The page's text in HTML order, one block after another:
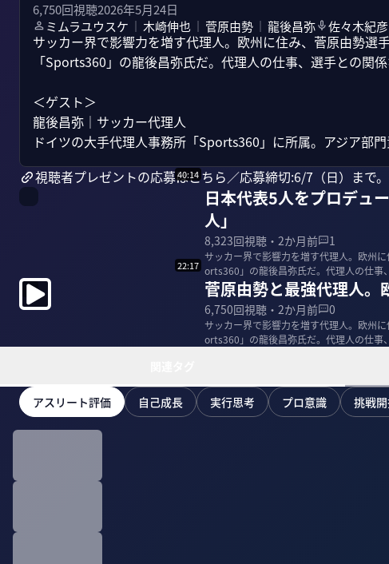
6,750回視聴2026年5月24日
ミムラユウスケ ｜ 木崎伸也 ｜ 菅原由勢 ｜ 龍後昌弥 佐々木紀彦
サッカー界で影響力を増す代理人。欧州に住み、菅原由勢選
「Sports360」の龍後昌弥氏だ。代理人の仕事、選手との関
＜ゲスト＞
龍後昌弥｜サッカー代理人
ドイツの大手代理人事務所「Sports360」に所属。アジア部
視聴者プレゼントの応募はこちら／応募締切:6/7（日）まで。
40:14
日本代表5人をプロデュ
人」
8,323回視聴・ 2か月前 1
サッカー界で影響力を増す代理人。欧州
orts360」の龍後昌弥氏だ。代理人の仕事
＜ゲ...
22:17
菅原由勢と最強代理人。
6,750回視聴・ 2か月前 0
サッカー界で影響力を増す代理人。欧州
orts360」の龍後昌弥氏だ。代理人の仕事
アスリート評価 自己成長 実行思考 プロ意識 挑戦